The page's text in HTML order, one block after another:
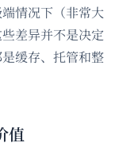
情况下（非常大
差异并不是决定
缓存、托管和整
值